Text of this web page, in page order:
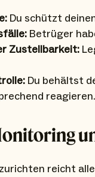
Du schützt
Betrüger
Zustellbarkeit:
Du behältst
reagieren.
reicht